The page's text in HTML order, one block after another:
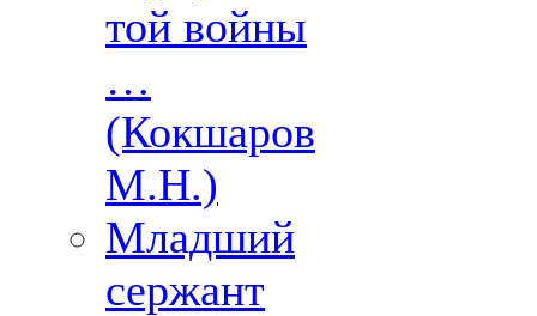
той войны
…
(Кокшаров
М.Н.)
Младший
сержант